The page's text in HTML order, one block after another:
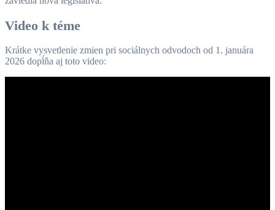
Video k téme
Krátke vysvetlenie zmien pri sociálnych odvodoch od 1. januára
2026 dopĺňa aj toto video: